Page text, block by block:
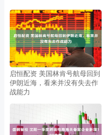
启恒配资 美国林肯号航母回到
伊朗近海，看来并没有失去作
战能力